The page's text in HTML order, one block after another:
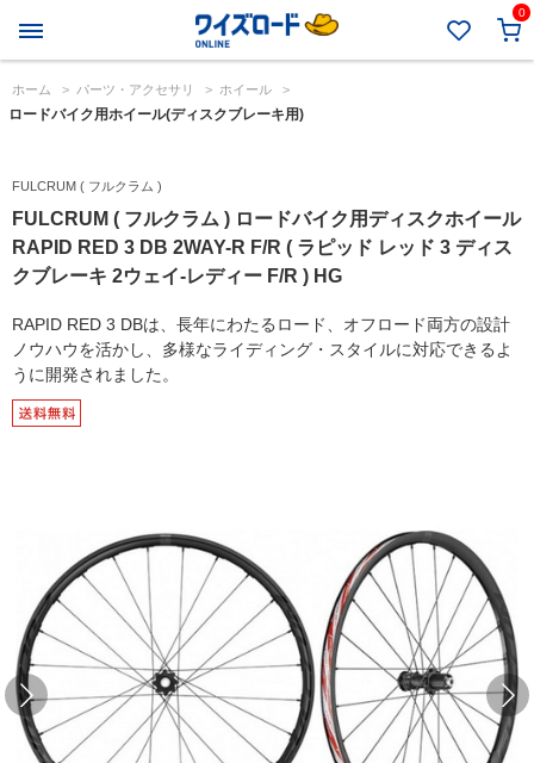
0
ホーム > パーツ・アクセサリ > ホイール >
ロードバイク用ホイール(ディスクブレーキ用)
FULCRUM ( フルクラム )
FULCRUM ( フルクラム ) ロードバイク用ディスクホイール
RAPID RED 3 DB 2WAY-R F/R ( ラピッド レッド 3 ディス
クブレーキ 2ウェイ-レディー F/R ) HG
RAPID RED 3 DBは、長年にわたるロード、オフロード両方の設計
ノウハウを活かし、多様なライディング・スタイルに対応できるよ
うに開発されました。